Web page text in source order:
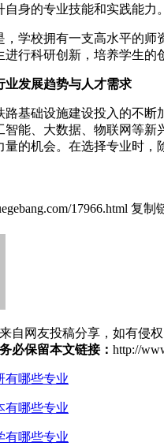
自身的专业技能和实践能力
，学校拥有一支高水平的
进行科研创新，培养学生的
业发展趋势与人才需求
路基础设施建设投入的不
智能、大数据、物联网等
量的机会。在选择专业时
17966.html 复制
自网友投稿分享，如有侵
必保留本文链接： http://
有哪些专业
有哪些专业
有哪些专业